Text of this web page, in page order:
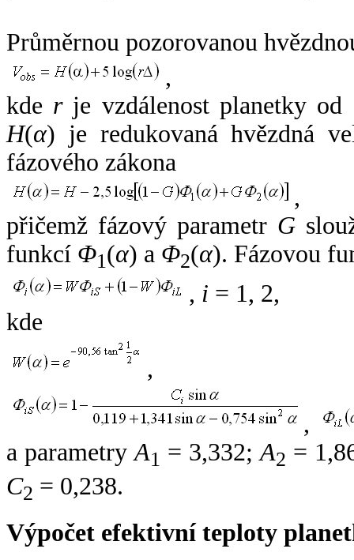
Průměrnou pozorovanou
,
kde rje vzdálenost planetky od
H(α) je redukovaná hvězdná
fázového zákona
,
přičemž fázový parametr G
funkcí Φ1(α) a Φ2(α). Fázovou
, i = 1, 2,
kde
,
,
a parametryA1 = 3,332;A2 =
C2 = 0,238.
Výpočet efektivní teploty